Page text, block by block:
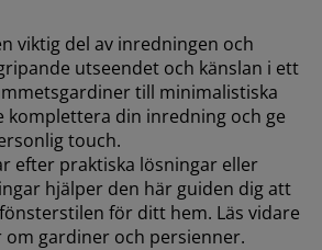
viktig del av inredningen och
utseendet och känslan i ett
till minimalistiska
komplettera din inredning och ge
touch.
efter praktiska lösningar eller
hjälper den här guiden dig att
för ditt hem. Läs vidare
gardiner och persienner.